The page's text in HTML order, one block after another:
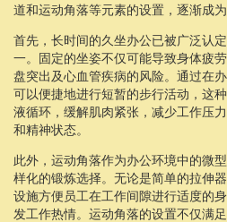
道和运动角落等元素的设置，逐渐成
首先，长时间的久坐办公已被广泛认
一。固定的坐姿不仅可能导致身体疲
盘突出及心血管疾病的风险。通过在
可以便捷地进行短暂的步行活动，这
液循环，缓解肌肉紧张，减少工作压
和精神状态。
此外，运动角落作为办公环境中的微
样化的锻炼选择。无论是简单的拉伸
设施方便员工在工作间隙进行适度的
发工作热情。运动角落的设置不仅满